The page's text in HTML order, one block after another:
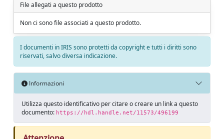
File allegati a questo prodotto
Non ci sono file associati a questo prodotto.
I documenti in IRIS sono protetti da copyright e tutti i diritti sono
riservati, salvo diversa indicazione.
Informazioni
Utilizza questo identificativo per citare o creare un link a questo
documento: https://hdl.handle.net/11573/496199